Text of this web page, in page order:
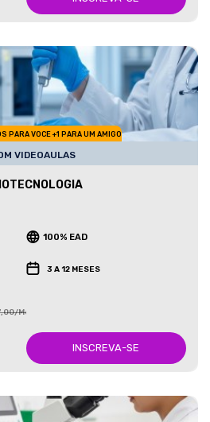
PARA VOCE +1 PARA UM AMIGO
VIDEOAULAS
100% EAD
3 A 12 MESES
Mês
INSCREVA-SE